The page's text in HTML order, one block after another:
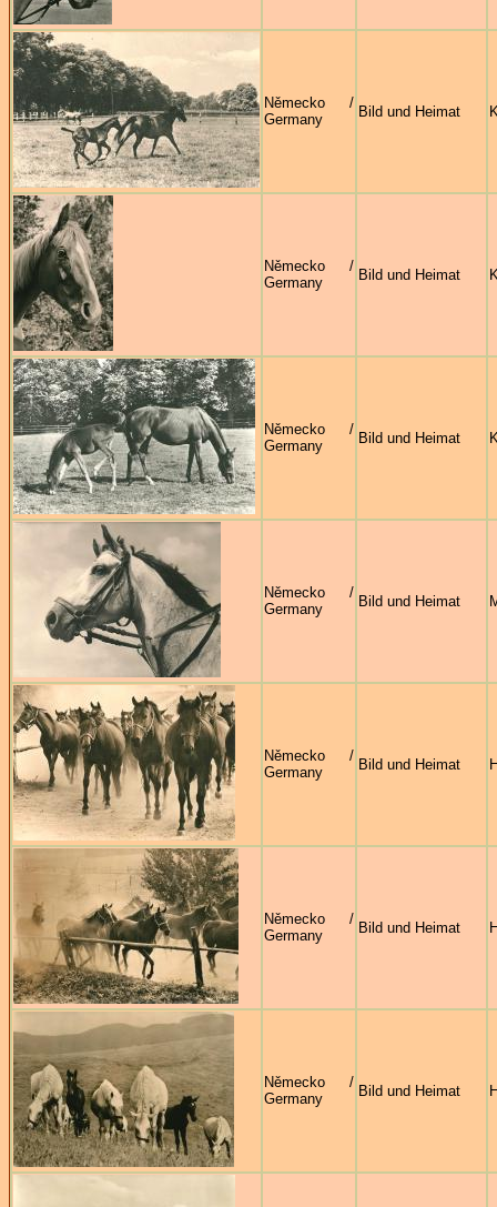
Německo /
Germany
Bild und Heimat
Německo /
Germany
Bild und Heimat
Německo /
Germany
Bild und Heimat
Německo /
Germany
Bild und Heimat
Německo /
Germany
Bild und Heimat
Německo /
Germany
Bild und Heimat
Německo /
Germany
Bild und Heimat